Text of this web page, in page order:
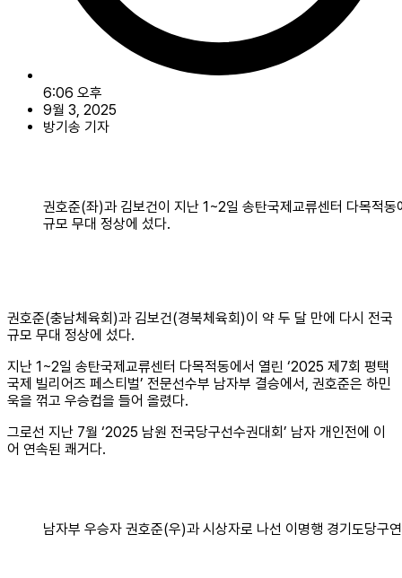
6:06 오후
9월 3, 2025
방기송 기자
권호준(좌)과 김보건이 지난 1~2일 송탄국제교류센터 다목적
규모 무대 정상에 섰다.
권호준(충남체육회)과 김보건(경북체육회)이 약 두 달 만에 다시 전국
규모 무대 정상에 섰다.
지난 1~2일 송탄국제교류센터 다목적동에서 열린 ‘2025 제7회 평택
국제 빌리어즈 페스티벌’ 전문선수부 남자부 결승에서, 권호준은 하민
욱을 꺾고 우승컵을 들어 올렸다.
그로선 지난 7월 ‘2025 남원 전국당구선수권대회’ 남자 개인전에 이
어 연속된 쾌거다.
남자부 우승자 권호준(우)과 시상자로 나선 이명행 경기도당구